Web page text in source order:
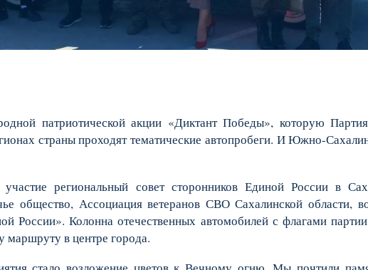
патриотической акции «Диктант Победы», которую
страны проходят тематические автопробеги. И Южно-
региональный совет сторонников Единой России в
общество, Ассоциация ветеранов СВО Сахалинской области,
России». Колонна отечественных автомобилей с флагами
в центре города.